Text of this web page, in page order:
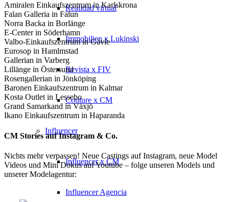
Realidad virtual
Immobilien x Lukinski
Revista x FIV
Couture x CM
Influencer
Influencer x CM
Influencer Agencia
Amiralen Einkaufszentrum in Karlskrona
Falan Galleria in Falun
Norra Backa in Borlänge
E-Center in Söderhamn
Valbo-Einkaufszentrum in Gävle
Eurosop in Hamlmstad
Gallerian in Varberg
Lillänge in Östersund
Rosengallerian in Jönköping
Baronen Einkaufszentrum in Kalmar
Kosta Outlet in Lessebo
Grand Samarkand in Växjö
Ikano Einkaufszentrum in Haparanda
CM Stories auf Instagram & Co.
Nichts mehr verpassen! Neue Castings auf Instagram, neue Model
Videos und Mini Dokus auf Youtube – folge unseren Models und
unserer Modelagentur: